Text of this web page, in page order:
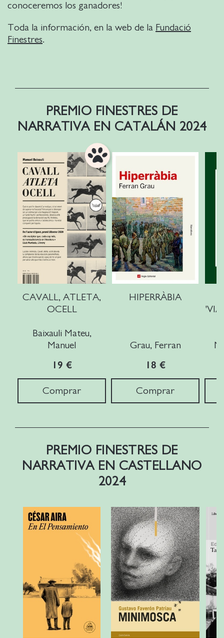
conoceremos los ganadores!
Toda la información, en la web de la Fundació
Finestres.
PREMIO FINESTRES DE
NARRATIVA EN CATALÁN 2024
CAVALL, ATLETA,
OCELL
Baixauli Mateu,
Manuel
19 €
Comprar
HIPERRÀBIA
Grau, Ferran
18 €
Comprar
PREMIO FINESTRES DE
NARRATIVA EN CASTELLANO
2024